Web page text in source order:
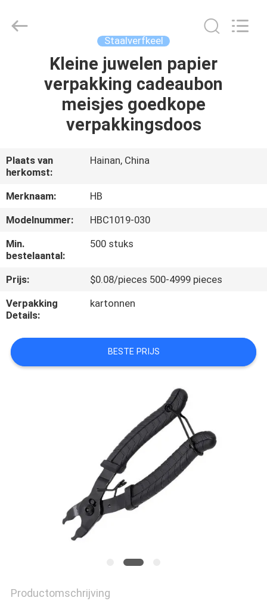
PRODUCTEN
ONS
FABRIEKSTOCHT
KWALITEITSCONTROLE
NEEM
CONTACT
MET
ONS
OP
OFFERTE
PRIVACYBELEID
Rights
Staalverfkeel
Kleine juwelen papier
verpakking cadeaubon
meisjes goedkope
verpakkingsdoos
Plaats van
herkomst:
Hainan, China
Merknaam:
HB
Modelnummer:
HBC1019-030
Min.
bestelaantal:
500 stuks
Prijs:
$0.08/pieces 500-4999 pieces
Verpakking
Details:
kartonnen
BESTE PRIJS
Productomschrijving